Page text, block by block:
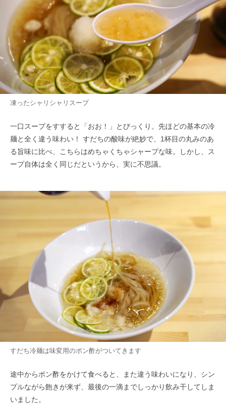
凍ったシャリシャリスープ
一口スープをすすると「おお！」とびっくり。先ほどの基本の冷
麺と全く違う味わい！ すだちの酸味が絶妙で、1杯目の丸みのあ
る旨味に比べ、こちらはめちゃくちゃシャープな味。しかし、ス
ープ自体は全く同じだというから、実に不思議。
すだち冷麺は味変用のポン酢がついてきます
途中からポン酢をかけて食べると、また違う味わいになり、シン
プルながら飽きが来ず、最後の一滴までしっかり飲み干してしま
いました。